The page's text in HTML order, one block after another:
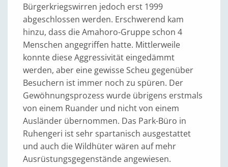
Bürgerkriegswirren jedoch erst 1999
abgeschlossen werden. Erschwerend kam
hinzu, dass die Amahoro-Gruppe schon 4
Menschen angegriffen hatte. Mittlerweile
konnte diese Aggressivität eingedämmt
werden, aber eine gewisse Scheu gegenüber
Besuchern ist immer noch zu spüren. Der
Gewöhnungsprozess wurde übrigens erstmals
von einem Ruander und nicht von einem
Ausländer übernommen. Das Park-Büro in
Ruhengeri ist sehr spartanisch ausgestattet
und auch die Wildhüter wären auf mehr
Ausrüstungsgegenstände angewiesen.